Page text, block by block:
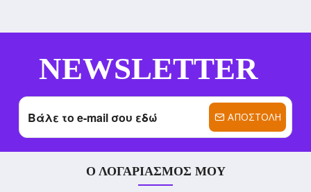
NEWSLETTER
ΑΠΟΣΤΟΛΉ
Ο ΛΟΓΑΡΙΑΣΜΌΣ ΜΟΥ